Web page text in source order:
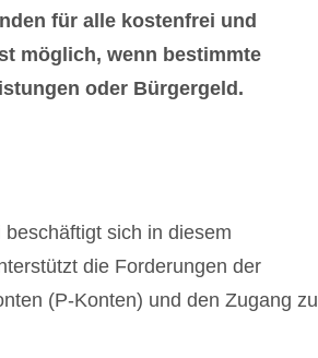
für alle kostenfrei und
möglich, wenn bestimmte
oder Bürgergeld.
sich in diesem
die Forderungen der
(P-Konten) und den Zugang zu